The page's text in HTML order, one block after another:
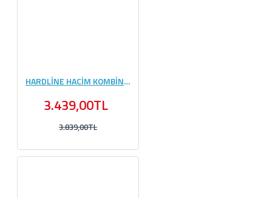
HARDLİNE HACİM KOMBİNASYONU #1
3.439,00TL
3.839,00TL